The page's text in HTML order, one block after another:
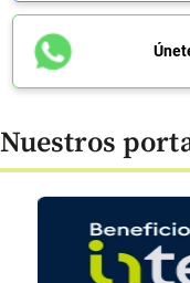
Nuestros